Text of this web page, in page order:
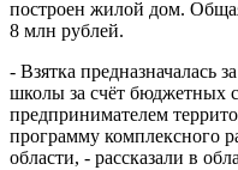
построен жилой дом.
8 млн рублей.
- Взятка предназначалась
школы за счёт бюджетных
предпринимателем
программу комплексного
области, - рассказали в